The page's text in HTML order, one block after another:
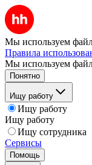
Мы используем
Правила
Мы используем
Понятно
Ищу работу
Ищу работу
Ищу работу
Ищу сотрудника
Сервисы
Помощь